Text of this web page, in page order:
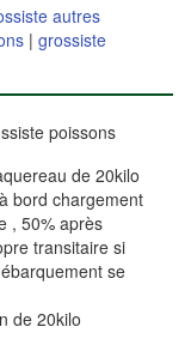
autres
| grossiste
poissons
de 20kilo
bord chargement
, 50% après
transitaire si
se
de 20kilo